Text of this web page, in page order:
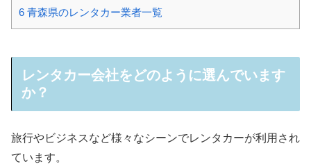
6 青森県のレンタカー業者一覧
レンタカー会社をどのように選んでいます
か？
旅行やビジネスなど様々なシーンでレンタカーが利用され
ています。